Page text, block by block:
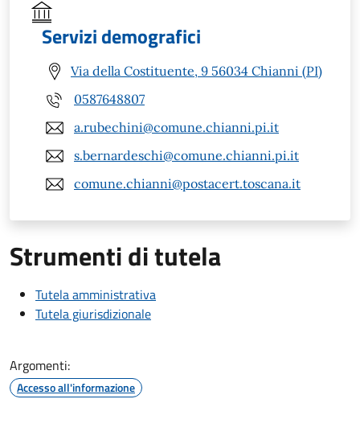
Servizi demografici
Via della Costituente, 9 56034 Chianni (PI)
0587648807
a.rubechini@comune.chianni.pi.it
s.bernardeschi@comune.chianni.pi.it
comune.chianni@postacert.toscana.it
Strumenti di tutela
Tutela amministrativa
Tutela giurisdizionale
Argomenti:
Accesso all'informazione